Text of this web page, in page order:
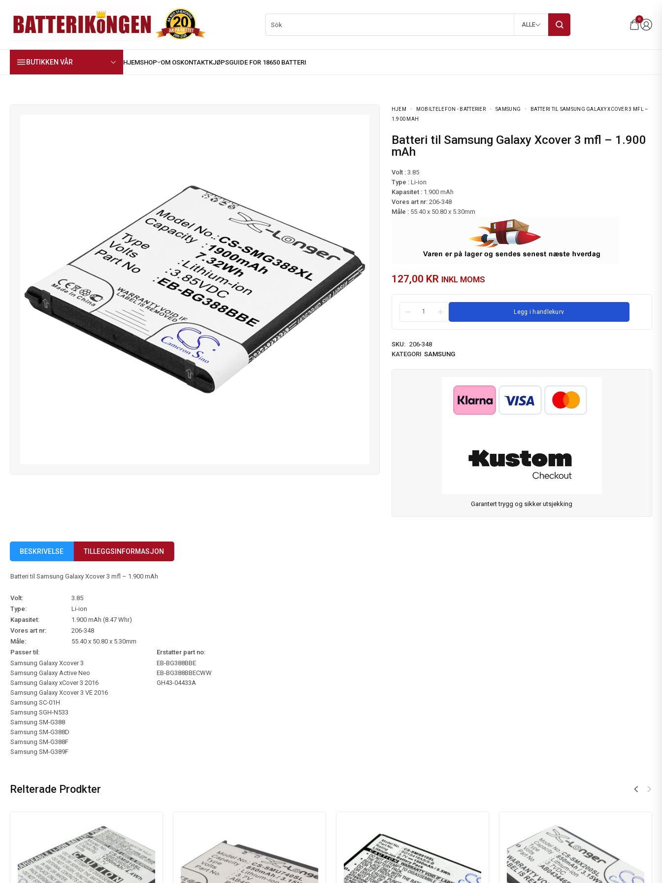
ALLE
0
BUTIKKEN VÅR
HJEM MOBILTELEFON - BATTERIER SAMSUNG
BATTERI TIL SAMSUNG GALAXY XCOVER 3 MFL –
1.900 MAH
Batteri til Samsung Galaxy Xcover 3 mfl – 1.900
mAh
Volt :3.85
Type : Li-ion
Kapasitet : 1.900 mAh
Vores art nr: 206-348
Måle : 55.40 x 50.80 x 5.30mm
127,00 KR INKL MOMS
Legg i handlekurv
SKU: 206-348
KATEGORI SAMSUNG
Garantert trygg og sikker utsjekking
BESKRIVELSE TILLEGGSINFORMASJON
Batteri til Samsung Galaxy Xcover 3 mfl – 1.900 mAh
Volt:
3.85
Type:
Li-ion
Kapasitet:
1.900 mAh (8.47 Whr)
Vores art nr:
206-348
Måle:
55.40 x 50.80 x 5.30mm
Passer til:
Erstatter part no:
Samsung Galaxy Xcover 3
Samsung Galaxy Active Neo
Samsung Galaxy xCover 3 2016
Samsung Galaxy Xcover 3 VE 2016
Samsung SC-01H
Samsung SGH-N533
Samsung SM-G388
Samsung SM-G388D
Samsung SM-G388F
Samsung SM-G389F
EB-BG388BBE
EB-BG388BBECWW
GH43-04433A
Relterade Prodkter